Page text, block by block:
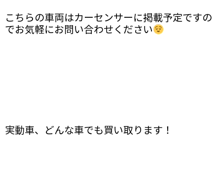
こちらの車両はカーセンサーに掲載予定ですの
でお気軽にお問い合わせください
実動車、どんな車でも買い取ります！